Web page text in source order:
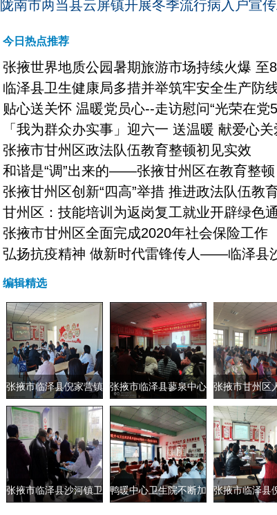
陇南市两当县云屏镇开展冬季流行病入户宣
今日热点推荐
张掖世界地质公园暑期旅游市场持续火爆 至8
临泽县卫生健康局多措并举筑牢安全生产防
贴心送关怀 温暖党员心--走访慰问“光荣在党5
「我为群众办实事」迎六一 送温暖 献爱心关
张掖市甘州区政法队伍教育整顿初见实效
和谐是“调”出来的——张掖甘州区在教育整顿
张掖甘州区创新“四高”举措 推进政法队伍教
甘州区：技能培训为返岗复工就业开辟绿色
张掖市甘州区全面完成2020年社会保险工作
弘扬抗疫精神 做新时代雷锋传人——临泽县
编辑精选
张掖市临泽县倪家营镇
卫生院组织
张掖市临泽县蓼泉中心
卫生院积极
张掖市甘州区
实开展
张掖市临泽县沙河镇卫 鸭暖中心卫生院不断加 张掖市临泽县